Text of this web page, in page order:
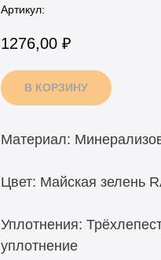
Артикул:
1276,00 ₽
В КОРЗИНУ
Материал:
Цвет: Майская зелень
Уплотнения:
уплотнение